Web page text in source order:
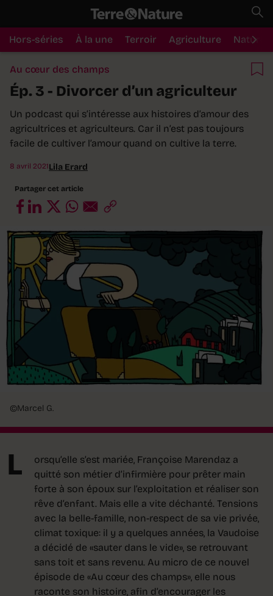
Hors-séries À la une Terroir Agriculture Nature
Au cœur des champs
Ép. 3 - Divorcer d’un agriculteur
Un podcast qui s’intéresse aux histoires d’amour des
agricultrices et agriculteurs. Car il n’est pas toujours
facile de cultiver l’amour quand on cultive la terre.
8 avril 2021Lila Erard
Partager cet article
©Marcel G.
L
orsqu’elle s’est mariée, Françoise Marendaz a
quitté son métier d’infirmière pour prêter main
forte à son époux sur l’exploitation et réaliser son
rêve d’enfant. Mais elle a vite déchanté. Tensions
avec la belle-famille, non-respect de sa vie privée,
climat toxique: il y a quelques années, la Vaudoise
a décidé de «sauter dans le vide», se retrouvant
sans toit et sans revenu. Au micro de ce nouvel
épisode de «Au cœur des champs», elle nous
raconte son histoire, afin d’encourager les